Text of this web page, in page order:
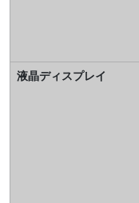
液晶ディスプレイ